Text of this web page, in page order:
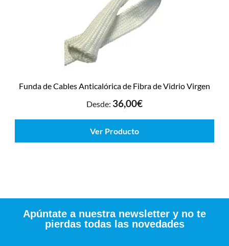
Funda de Cables Anticalórica de Fibra de Vidrio Virgen
Desde: 36,00€
Ver Producto
Apúntate a nuestra newsletter y no te
pierdas todas las novedades